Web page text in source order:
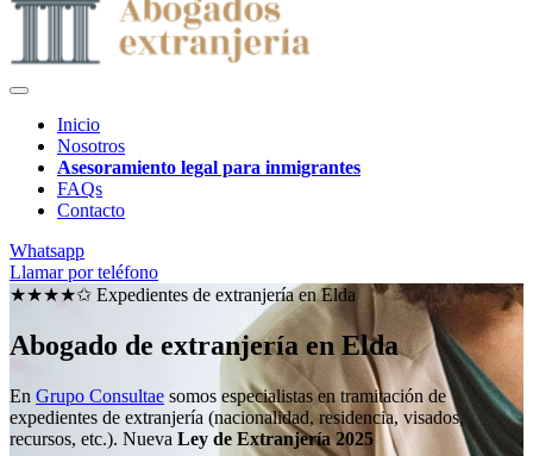
Inicio
Nosotros
Asesoramiento legal para inmigrantes
FAQs
Contacto
Whatsapp
Llamar por teléfono
★★★★✩ Expedientes de extranjería enElda
Abogado de extranjería en Elda
En Grupo Consultae somos especialistas en tramitación de
expedientes de extranjería (nacionalidad, residencia, visados,
recursos, etc.). Nueva Ley de Extranjería 2025